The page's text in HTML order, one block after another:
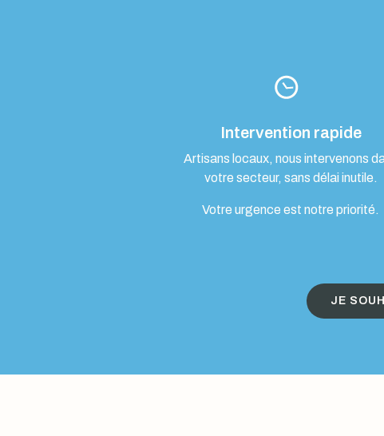
Intervention rapide
Artisans locaux, nous intervenons
votre secteur, sans délai inutile.
Votre urgence est notre priorité.
JE